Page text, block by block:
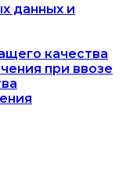
данных и
качества
при ввозе